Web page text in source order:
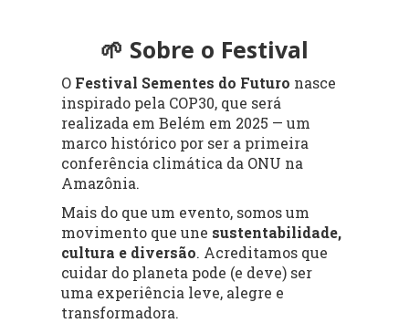
🌱 Sobre o Festival
O Festival Sementes do Futuro nasce
inspirado pela COP30, que será
realizada em Belém em 2025 — um
marco histórico por ser a primeira
conferência climática da ONU na
Amazônia.
Mais do que um evento, somos um
movimento que une sustentabilidade,
cultura e diversão. Acreditamos que
cuidar do planeta pode (e deve) ser
uma experiência leve, alegre e
transformadora.